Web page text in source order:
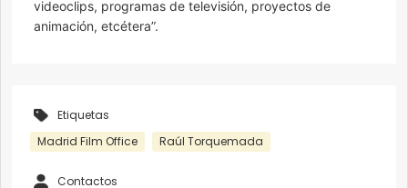
videoclips, programas de televisión, proyectos de
animación, etcétera”.
Etiquetas
Madrid Film Office
Raúl Torquemada
Contactos